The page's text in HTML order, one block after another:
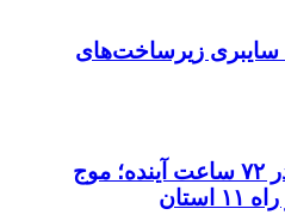
سایبری زیرساخت‌های
وضعیت جوی کشور در ۷۲ ساعت آینده؛ موج